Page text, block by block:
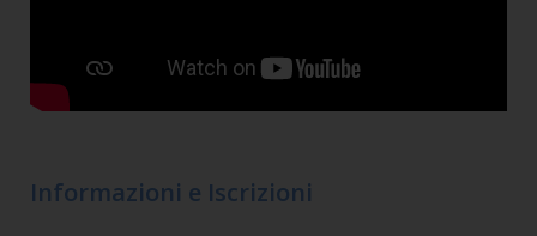
Informazioni e Iscrizioni